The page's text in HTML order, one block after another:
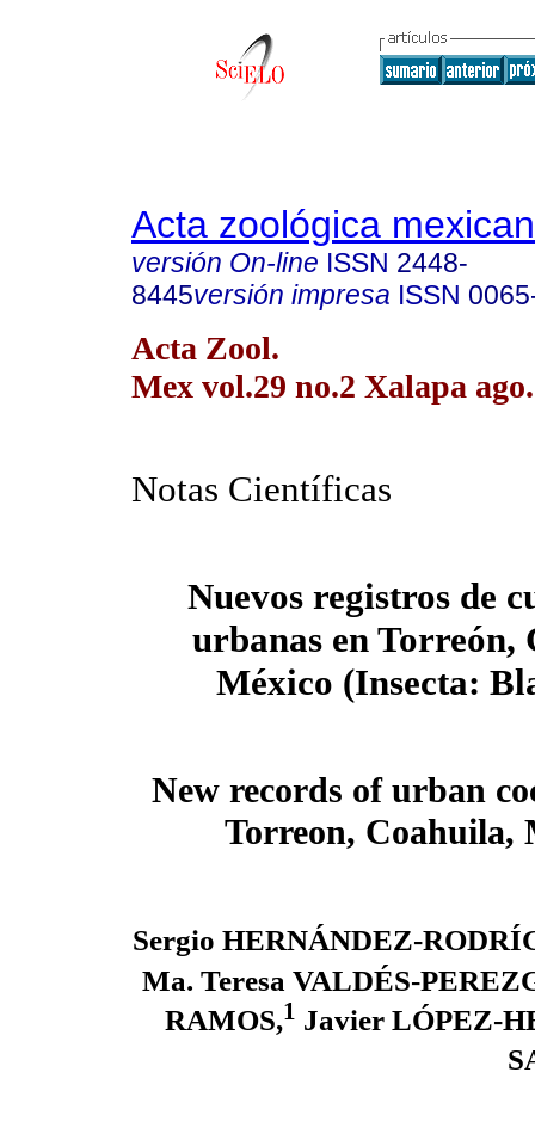
Acta zoológica
versión On-line ISSN 2448-
8445versión impresa ISSN
Acta Zool.
Mex vol.29 no.2 Xalapa
Notas Científicas
Nuevos registros de
urbanas en Torreón,
México (Insecta:
New records of urban
Torreon, Coahuila,
Sergio HERNÁNDEZ-
Ma. Teresa VALDÉS-
RAMOS,1 Javier LÓPEZ-